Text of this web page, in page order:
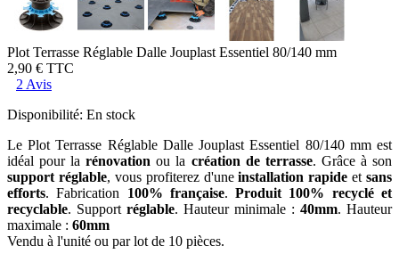
Plot Terrasse Réglable Dalle Jouplast Essentiel 80/140 mm
2,90 € TTC
2 Avis
Disponibilité: En stock
Le Plot Terrasse Réglable Dalle Jouplast Essentiel 80/140 mm est
idéal pour larénovation ou la création de terrasse. Grâce à son
support réglable, vous profiterez d'uneinstallation rapide et sans
efforts. Fabrication 100% française.Produit 100% recyclé et
recyclable. Support réglable. Hauteur minimale : 40mm. Hauteur
maximale : 60mm
Vendu à l'unité ou par lot de 10 pièces.